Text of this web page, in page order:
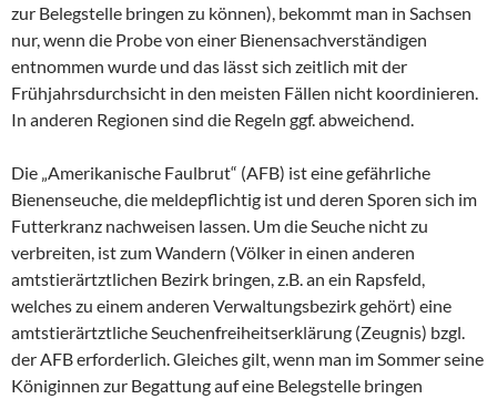
zur Belegstelle bringen zu können), bekommt man in Sachsen
nur, wenn die Probe von einer Bienensachverständigen
entnommen wurde und das lässt sich zeitlich mit der
Frühjahrsdurchsicht in den meisten Fällen nicht koordinieren.
In anderen Regionen sind die Regeln ggf. abweichend.
Die „Amerikanische Faulbrut“ (AFB) ist eine gefährliche
Bienenseuche, die meldepflichtig ist und deren Sporen sich im
Futterkranz nachweisen lassen. Um die Seuche nicht zu
verbreiten, ist zum Wandern (Völker in einen anderen
amtstierärtztlichen Bezirk bringen, z.B. an ein Rapsfeld,
welches zu einem anderen Verwaltungsbezirk gehört) eine
amtstierärtztliche Seuchenfreiheitserklärung (Zeugnis) bzgl.
der AFB erforderlich. Gleiches gilt, wenn man im Sommer seine
Königinnen zur Begattung auf eine Belegstelle bringen